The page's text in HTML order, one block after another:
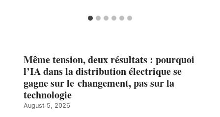
Même tension, deux résultats : pourquoi
l’IA dans la distribution électrique se
gagne sur le changement, pas sur la
technologie
August 5, 2026